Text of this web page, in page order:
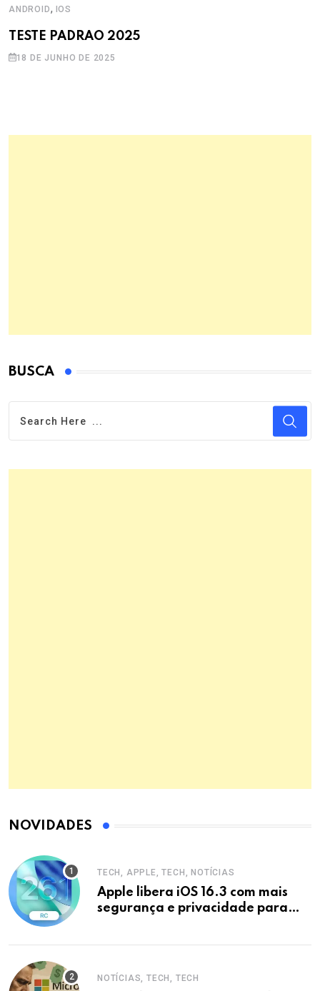
ANDROID, IOS
TESTE PADRAO 2025
18 DE JUNHO DE 2025
BUSCA
NOVIDADES
TECH, APPLE, TECH, NOTÍCIAS
Apple libera iOS 16.3 com mais
segurança e privacidade para
NOTÍCIAS, TECH, TECH